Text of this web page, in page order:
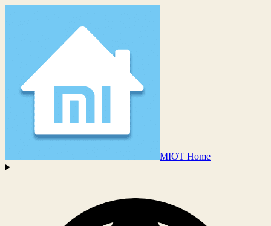
MIOT Home